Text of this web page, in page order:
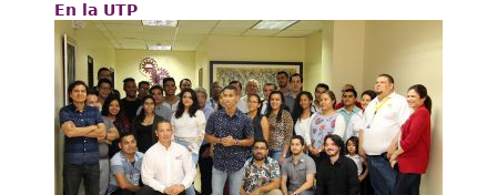
Servicios
Internacional
Transparencia
En la UTP